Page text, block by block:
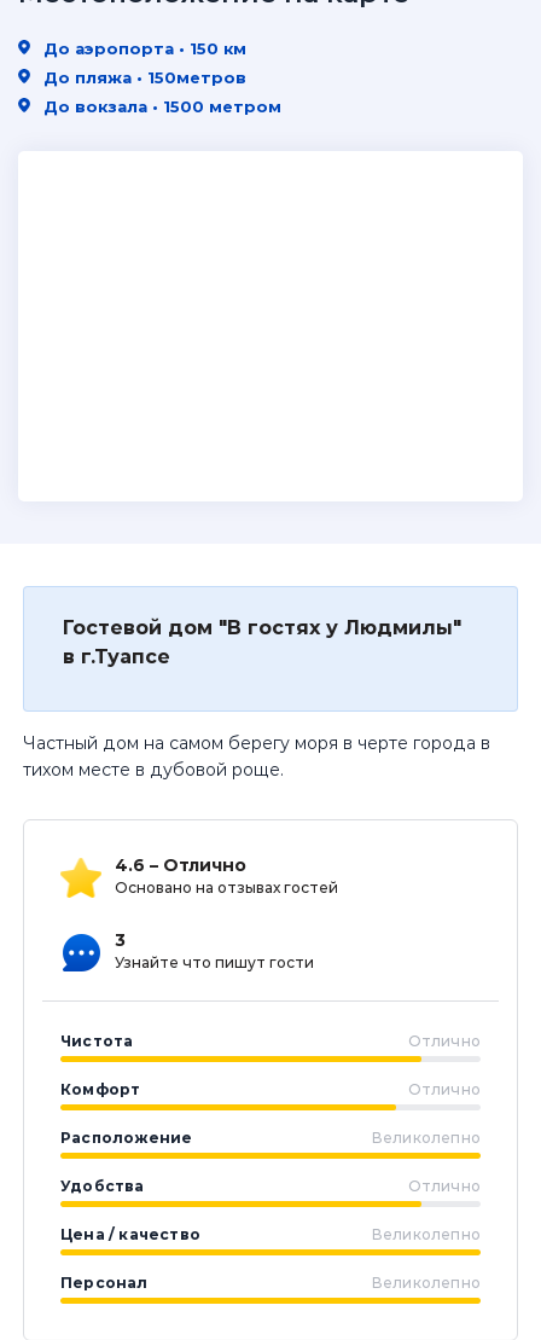
Гостевой дом "В гостях у Людмилы"
в г.Туапсе
Частный дом на самом берегу моря в черте города в
тихом месте в дубовой роще.
4.6 – Отлично
Основано на отзывах гостей
3
Узнайте что пишут гости
Чистота Отлично
Комфорт Отлично
Расположение Великолепно
Удобства Отлично
Цена / качество Великолепно
Персонал Великолепно
До аэропорта • 150 км
До пляжа • 150метров
До вокзала • 1500 метром